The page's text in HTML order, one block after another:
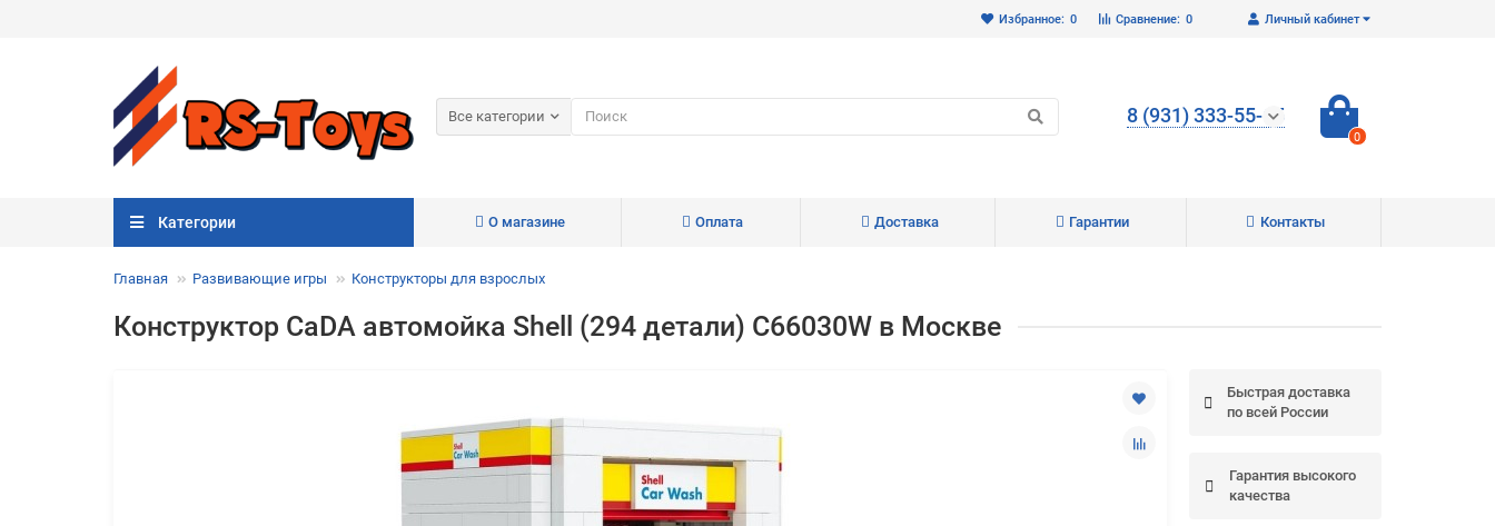
Личный кабинет
Сравнение: 0
Избранное: 0
Все категории 8 (931) 333-55-65
0
Категории О магазине Оплата Доставка Гарантии Контакты
Главная Развивающие игры Конструкторы для взрослых
Конструктор CaDA автомойка Shell (294 детали) C66030W в Москве
Быстрая доставка
по всей России
Гарантия высокого
качества
Разбейте
на частибез переплат